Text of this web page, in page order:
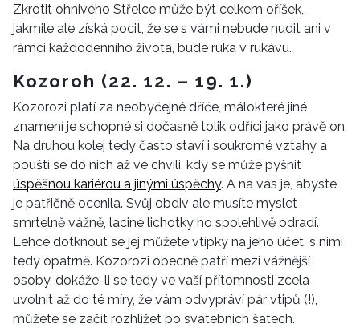
Zkrotit ohnivého Střelce může být celkem oříšek,
jakmile ale získá pocit, že se s vámi nebude nudit ani v
rámci každodenního života, bude ruka v rukávu.
Kozoroh (22. 12. – 19. 1.)
Kozorozi platí za neobyčejné dříče, málokteré jiné
znamení je schopné si dočasně tolik odříci jako právě on.
Na druhou kolej tedy často staví i soukromé vztahy a
pouští se do nich až ve chvíli, kdy se může pyšnit
úspěšnou kariérou a jinými úspěchy. A na vás je, abyste
je patřičně ocenila. Svůj obdiv ale musíte myslet
smrtelně vážně, laciné lichotky ho spolehlivě odradí.
Lehce dotknout se jej můžete vtípky na jeho účet, s nimi
tedy opatrně. Kozorozi obecně patří mezi vážnější
osoby, dokáže-li se tedy ve vaší přítomnosti zcela
uvolnit až do té míry, že vám odvypráví pár vtipů (!),
můžete se začít rozhlížet po svatebních šatech.